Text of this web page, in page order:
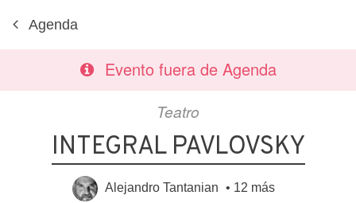
Agenda
Evento fuera de Agenda
Teatro
INTEGRAL PAVLOVSKY
Alejandro Tantanian • 12 más